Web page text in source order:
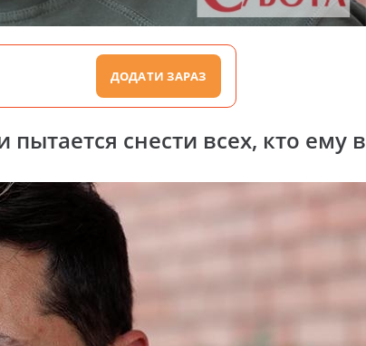
ДОДАТИ ЗАРАЗ
снести всех, кто ему в